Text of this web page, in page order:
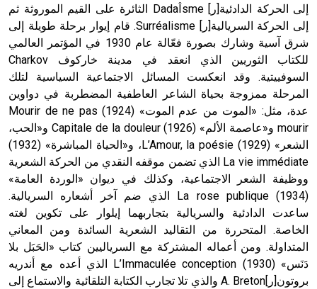
إلى الحركة الدادئية[ر] DadaÎsme الثائرة على القيم الموروثة ثم
إلى الحركة السريالية[ر] Surréalisme. قام إيوار برحلة طويلة إلى
شرق آسية وشارك بصورة فعّالة عام 1930 في المؤتمر العالمي
للكتاب الثوريين الذي انعقد في مدينة خاركوف Charkov
السوفييتية. وقد انعكست المسائل الاجتماعية السياسية لتلك
المرحلة ممزوجة بحياة الشاعر العاطفية المضطربة في دواوين
عدة، مثل: «الموت من عدم الموت» (1924) Mourir de ne pas
mourir و«عاصمة الألم» (1926) Capitale de la douleur و«الحب،
الشعر» (1929) L’Amour, la poésie، و«الحياة المباشرة» (1932)
La vie immédiate الذي تضمن موقفه النقدي من الحركة الشعرية
ووظيفة الشعر الاجتماعية، وكذلك في ديوان «الوردة العامة»
(1934) La rose publique الذي ضم آخر أشعاره السريالية.
ساعدت الدادئية والسريالية بتجاربهما إيلوار على تكوين لغته
الخاصة. المتحررة من التقاليد الشعرية السائدة ومن المعاني
المتداولة. ومن أعماله المشتركة مع السرياليين كتاب «الحَبَل بلا
دَنَس» (1930) L’Immaculée conception الذي أعده مع أندريه
بروتون[ر]A. Breton والذي تلا تجارب الكتابة التلقائية والاستماع إلى